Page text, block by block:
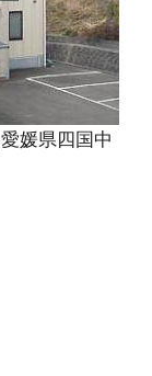
媛県四国中